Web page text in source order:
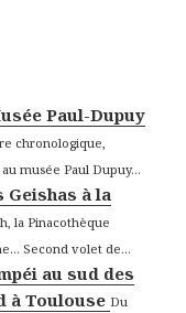
Paul-Dupuy
chronologique,
musée Paul Dupuy...
Geishas à la
la Pinacothèque
Second volet de...
au sud des
à Toulouse Du